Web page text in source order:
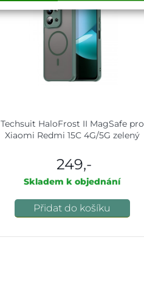
Techsuit HaloFrost II MagSafe pro
Xiaomi Redmi 15C 4G/5G zelený
249,-
Skladem k objednání
Přidat do košíku